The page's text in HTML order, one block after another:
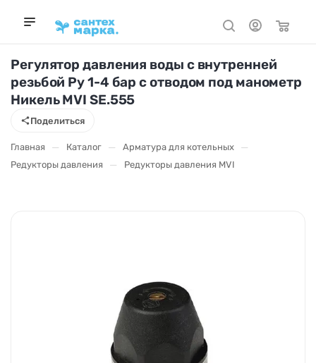
Поделиться
Регулятор давления воды с внутренней
резьбой Ру 1-4 бар с отводом под манометр
Никель MVI SE.555
Главная — Каталог — Арматура для котельных —
Редукторы давления — Редукторы давления MVI